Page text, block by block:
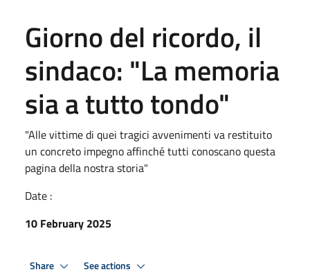
Giorno del ricordo, il
sindaco: "La memoria
sia a tutto tondo"
"Alle vittime di quei tragici avvenimenti va restituito
un concreto impegno affinché tutti conoscano questa
pagina della nostra storia"
Date :
10 February 2025
Share See actions